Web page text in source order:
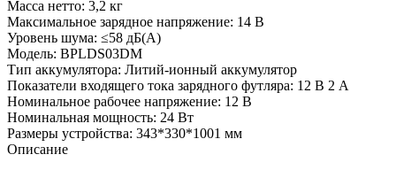
Масса нетто: 3,2 кг
Максимальное зарядное напряжение: 14 В
Уровень шума: ≤58 дБ(A)
Модель: BPLDS03DM
Тип аккумулятора: Литий-ионный аккумулятор
Показатели входящего тока зарядного футляра: 12 В 2 А
Номинальное рабочее напряжение: 12 В
Номинальная мощность: 24 Вт
Размеры устройства: 343*330*1001 мм
Описание